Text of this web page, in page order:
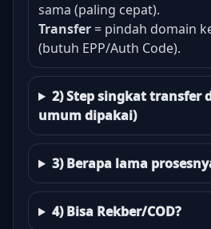
sama (paling cepat).
Transfer = pindah domain
(butuh EPP/Auth Code).
2) Step singkat transfer
umum dipakai)
3) Berapa lama
4) Bisa Rekber/COD?